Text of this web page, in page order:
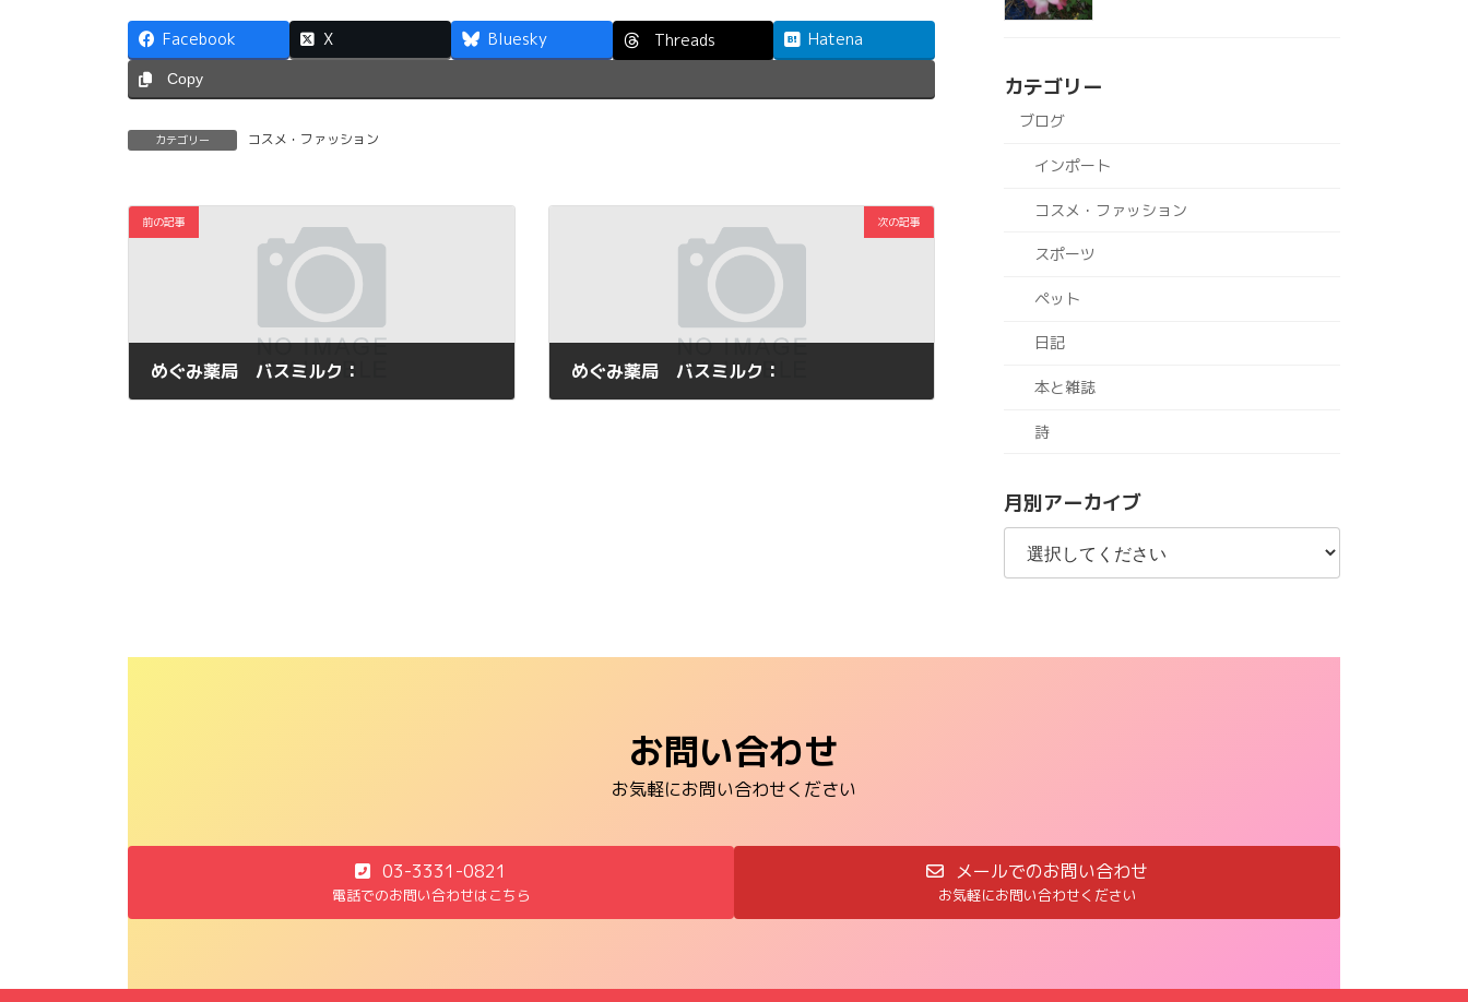
Facebook X Bluesky Threads Hatena
Copy
カテゴリー コスメ・ファッション
前の記事
めぐみ薬局 バスミルク：
次の記事
めぐみ薬局 バスミルク：
カテゴリー
ブログ
インポート
コスメ・ファッション
スポーツ
ペット
日記
本と雑誌
詩
月別アーカイブ
お問い合わせ
お気軽にお問い合わせください
03-3331-0821
電話でのお問い合わせはこちら
メールでのお問い合わせ
お気軽にお問い合わせください